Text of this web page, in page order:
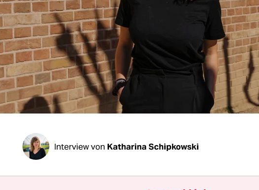
Interview von Katharina Schipkowski
taz: Frau Neubauer, am Freitag findet der